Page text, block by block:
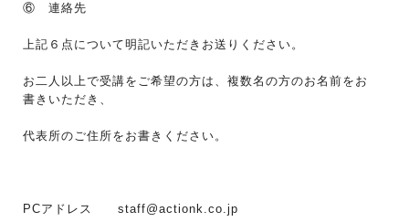
⑥ 連絡先
上記６点について明記いただきお送りください。
お二人以上で受講をご希望の方は、複数名の方のお名前をお
書きいただき、
代表所のご住所をお書きください。
PCアドレス staff@actionk.co.jp